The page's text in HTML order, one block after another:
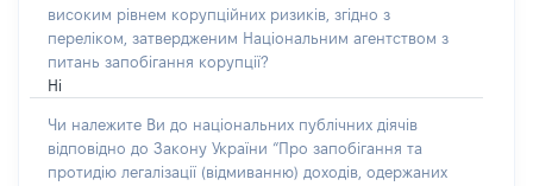
високим рівнем корупційних ризиків, згідно з
переліком, затвердженим Національним агентством з
питань запобігання корупції?
Ні
Чи належите Ви до національних публічних діячів
відповідно до Закону України “Про запобігання та
протидію легалізації (відмиванню) доходів, одержаних